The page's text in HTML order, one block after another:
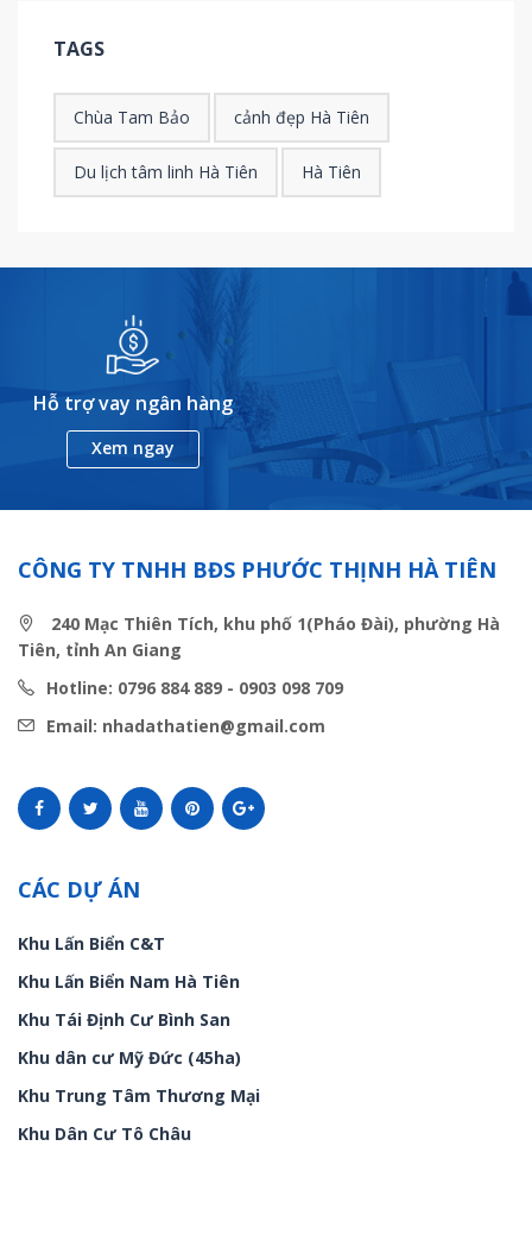
TAGS
Chùa Tam Bảo cảnh đẹp Hà Tiên
Du lịch tâm linh Hà Tiên Hà Tiên
Hỗ trợ vay ngân hàng
Xem ngay
CÔNG TY TNHH BĐS PHƯỚC THỊNH HÀ TIÊN
240 Mạc Thiên Tích, khu phố 1(Pháo Đài), phường Hà
Tiên, tỉnh An Giang
Hotline: 0796 884 889 - 0903 098 709
Email: nhadathatien@gmail.com
CÁC DỰ ÁN
Khu Lấn Biển C&T
Khu Lấn Biển Nam Hà Tiên
Khu Tái Định Cư Bình San
Khu dân cư Mỹ Đức (45ha)
Khu Trung Tâm Thương Mại
Khu Dân Cư Tô Châu